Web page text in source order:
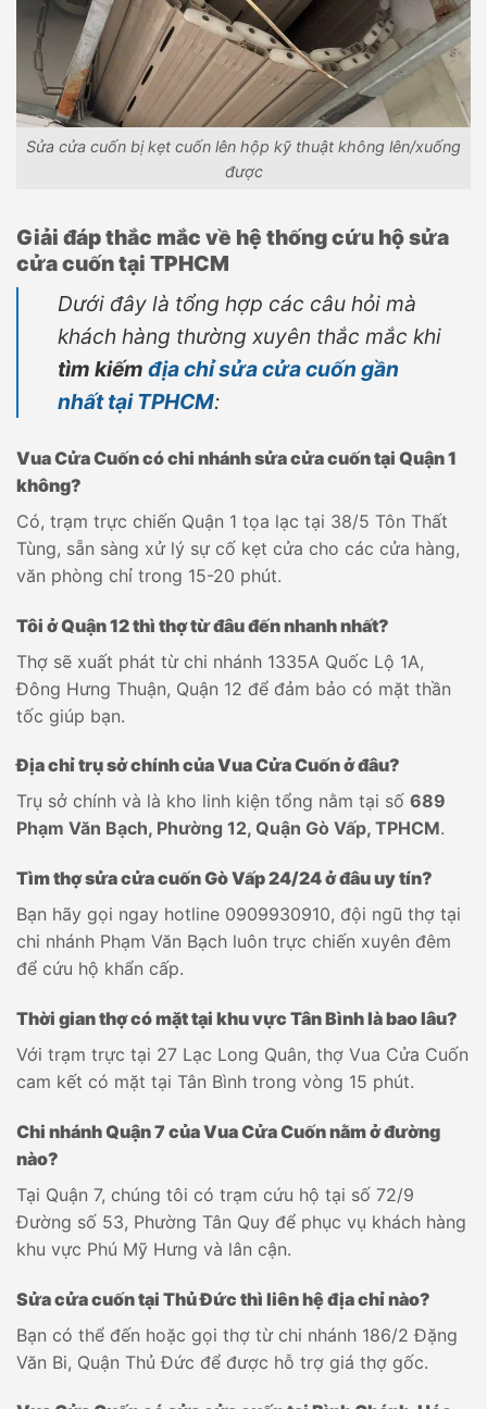
Sửa cửa cuốn bị kẹt cuốn lên hộp kỹ thuật không lên/xuống
được
Giải đáp thắc mắc về hệ thống cứu hộ sửa
cửa cuốn tại TPHCM
Dưới đây là tổng hợp các câu hỏi mà
khách hàng thường xuyên thắc mắc khi
tìm kiếm địa chỉ sửa cửa cuốn gần
nhất tại TPHCM:
Vua Cửa Cuốn có chi nhánh sửa cửa cuốn tại Quận 1
không?
Có, trạm trực chiến Quận 1 tọa lạc tại 38/5 Tôn Thất
Tùng, sẵn sàng xử lý sự cố kẹt cửa cho các cửa hàng,
văn phòng chỉ trong 15-20 phút.
Tôi ở Quận 12 thì thợ từ đâu đến nhanh nhất?
Thợ sẽ xuất phát từ chi nhánh 1335A Quốc Lộ 1A,
Đông Hưng Thuận, Quận 12 để đảm bảo có mặt thần
tốc giúp bạn.
Địa chỉ trụ sở chính của Vua Cửa Cuốn ở đâu?
Trụ sở chính và là kho linh kiện tổng nằm tại số 689
Phạm Văn Bạch, Phường 12, Quận Gò Vấp, TPHCM.
Tìm thợ sửa cửa cuốn Gò Vấp 24/24 ở đâu uy tín?
Bạn hãy gọi ngay hotline 0909930910, đội ngũ thợ tại
chi nhánh Phạm Văn Bạch luôn trực chiến xuyên đêm
để cứu hộ khẩn cấp.
Thời gian thợ có mặt tại khu vực Tân Bình là bao lâu?
Với trạm trực tại 27 Lạc Long Quân, thợ Vua Cửa Cuốn
cam kết có mặt tại Tân Bình trong vòng 15 phút.
Chi nhánh Quận 7 của Vua Cửa Cuốn nằm ở đường
nào?
Tại Quận 7, chúng tôi có trạm cứu hộ tại số 72/9
Đường số 53, Phường Tân Quy để phục vụ khách hàng
khu vực Phú Mỹ Hưng và lân cận.
Sửa cửa cuốn tại Thủ Đức thì liên hệ địa chỉ nào?
Bạn có thể đến hoặc gọi thợ từ chi nhánh 186/2 Đặng
Văn Bi, Quận Thủ Đức để được hỗ trợ giá thợ gốc.